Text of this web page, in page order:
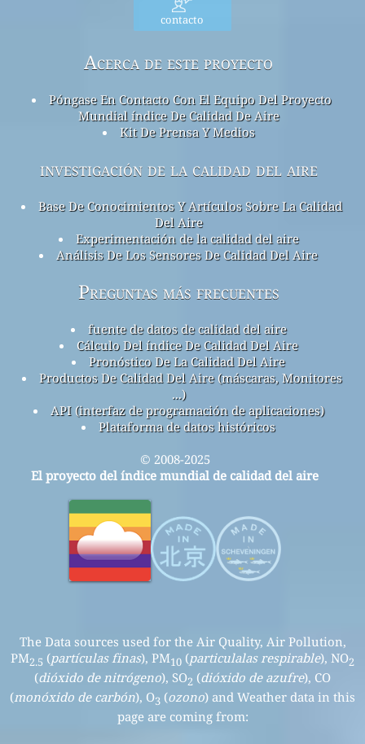
contacto
Acerca de este proyecto
Póngase En Contacto Con El Equipo Del Proyecto
Mundial índice De Calidad De Aire
Kit De Prensa Y Medios
investigación de la calidad del aire
Base De Conocimientos Y Artículos Sobre La Calidad
Del Aire
Experimentación de la calidad del aire
Análisis De Los Sensores De Calidad Del Aire
Preguntas más frecuentes
fuente de datos de calidad del aire
Cálculo Del índice De Calidad Del Aire
Pronóstico De La Calidad Del Aire
Productos De Calidad Del Aire (máscaras, Monitores
...)
API (interfaz de programación de aplicaciones)
Plataforma de datos históricos
© 2008-2025
El proyecto del índice mundial de calidad del aire
The Data sources used for the Air Quality, Air Pollution,
PM2.5 (partículas finas), PM10 (particulalas respirable), NO2
(dióxido de nitrógeno), SO2 (dióxido de azufre), CO
(monóxido de carbón), O3 (ozono) and Weather data in this
page are coming from: